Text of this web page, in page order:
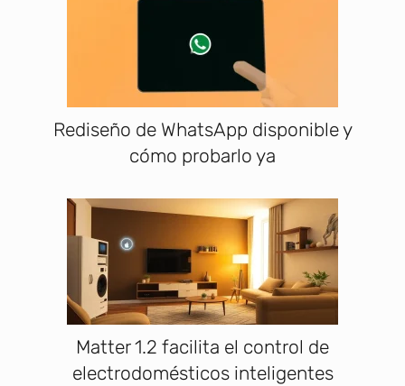
Rediseño de WhatsApp disponible y
cómo probarlo ya
Matter 1.2 facilita el control de
electrodomésticos inteligentes